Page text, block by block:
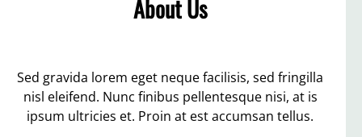
About Us
Sed gravida lorem eget neque facilisis, sed fringilla
nisl eleifend. Nunc finibus pellentesque nisi, at is
ipsum ultricies et. Proin at est accumsan tellus.